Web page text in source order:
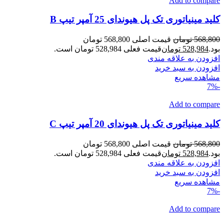
کلید مینیاتوری تک پل هیوندای 25 آمپر تیپ B
568,800 تومان
قیمت اصلی 568,800 تومان
بود.528,984 تومانقیمت فعلی 528,984 تومان است.
افزودن به علاقه مندی
افزودن به سبد خرید
مشاهده سریع
-7%
Add to compare
کلید مینیاتوری تک پل هیوندای 20 آمپر تیپ C
568,800 تومان
قیمت اصلی 568,800 تومان
بود.528,984 تومانقیمت فعلی 528,984 تومان است.
افزودن به علاقه مندی
افزودن به سبد خرید
مشاهده سریع
-7%
Add to compare